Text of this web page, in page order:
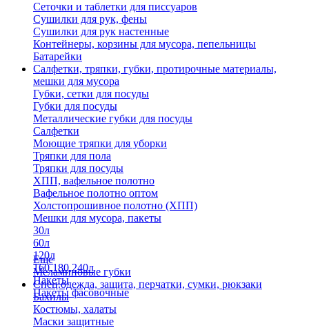
Сеточки и таблетки для писсуаров
Сушилки для рук, фены
Сушилки для рук настенные
Контейнеры, корзины для мусора, пепельницы
Батарейки
Салфетки, тряпки, губки, протирочные материалы,
мешки для мусора
Губки, сетки для посуды
Губки для посуды
Металлические губки для посуды
Салфетки
Моющие тряпки для уборки
Тряпки для пола
Тряпки для посуды
ХПП, вафельное полотно
Вафельное полотно оптом
Холстопрошивное полотно (ХПП)
Мешки для мусора, пакеты
30л
60л
120л
160,180,240л
Пакеты
Пакеты фасовочные
Еще
Меламиновые губки
Спец.одежда, защита, перчатки, сумки, рюкзаки
Бахилы
Костюмы, халаты
Маски защитные